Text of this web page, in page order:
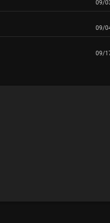
09/
09/
09/